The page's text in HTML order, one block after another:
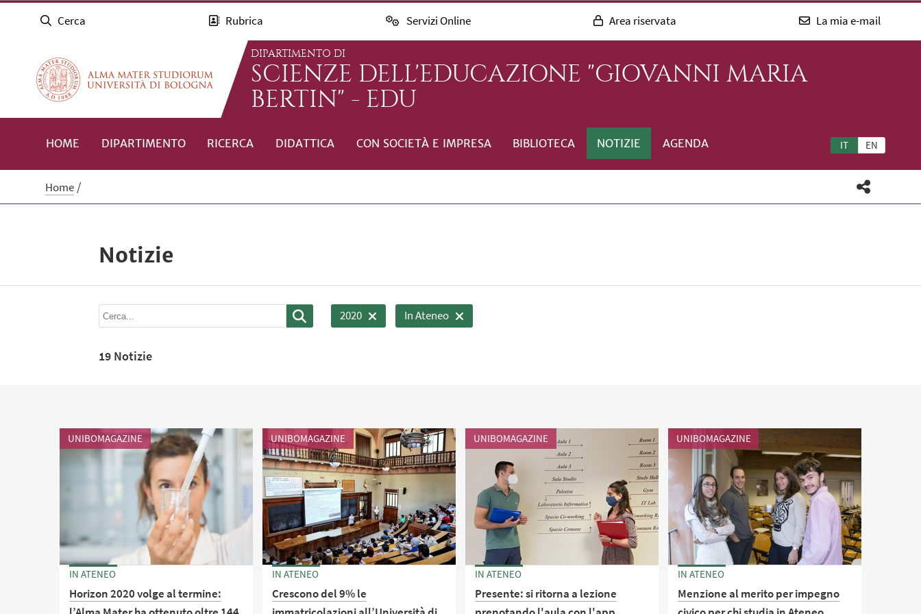
Cerca Rubrica Servizi Online Area riservata La mia e-mail
DIPARTIMENTO DI
SCIENZE DELL'EDUCAZIONE "GIOVANNI MARIA
BERTIN" - EDU
IT EN
HOME DIPARTIMENTO RICERCA DIDATTICA CON SOCIETÀ E IMPRESA BIBLIOTECA NOTIZIE AGENDA
Home
Notizie
2020 In Ateneo
19 Notizie
UNIBOMAGAZINE
IN ATENEO
Horizon 2020 volge al termine:
UNIBOMAGAZINE
IN ATENEO
Crescono del 9% le
UNIBOMAGAZINE
IN ATENEO
Presente: si ritorna a lezione
UNIBOMAGAZINE
IN ATENEO
Menzione al merito per impegno